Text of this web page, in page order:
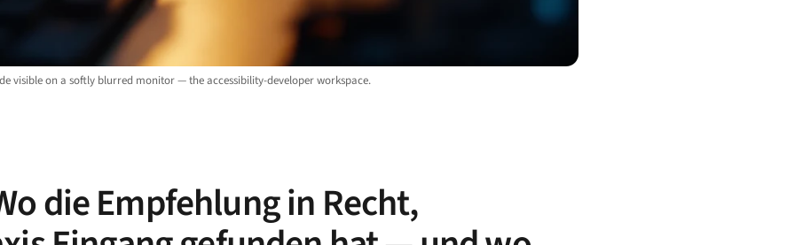
visible on a softly blurred monitor — the accessibility-developer workspace.
die Empfehlung in Recht,